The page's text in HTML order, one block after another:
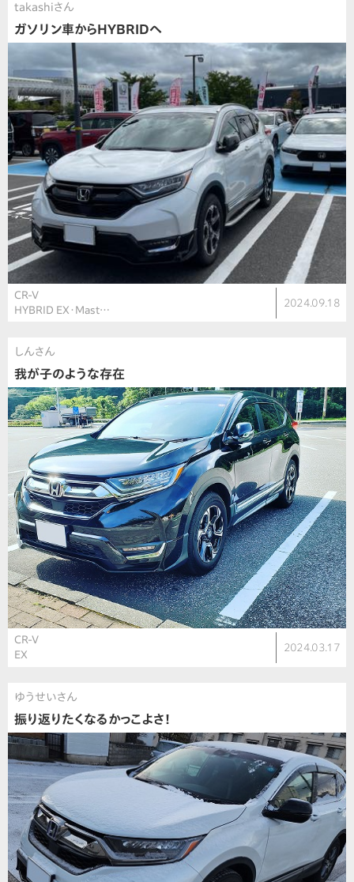
takashiさん
ガソリン車からHYBRIDへ
CR-V
HYBRID EX・Mast…
2024.09.18
しんさん
我が子のような存在
CR-V
EX
2024.03.17
ゆうせいさん
振り返りたくなるかっこよさ！